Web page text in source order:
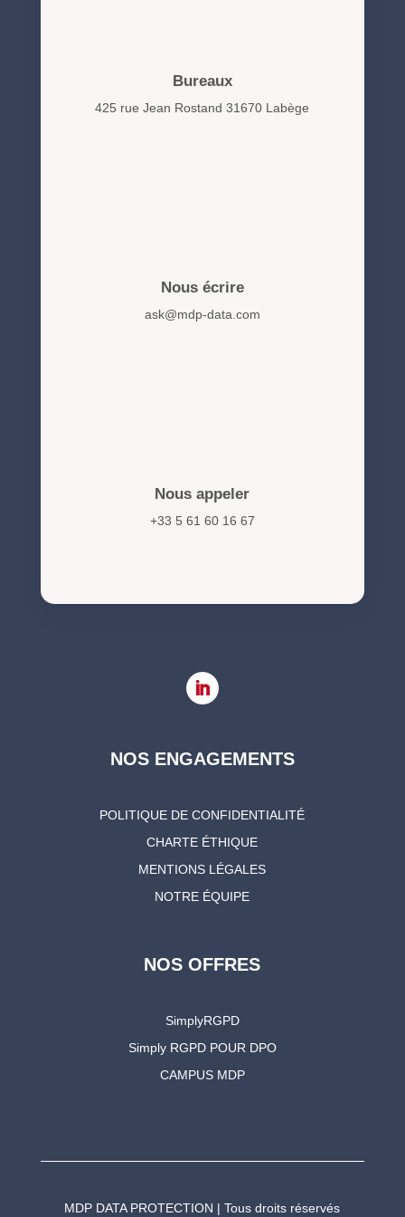
Bureaux
425 rue Jean Rostand 31670 Labège
Nous écrire
ask@mdp-data.com
Nous appeler
+33 5 61 60 16 67
NOS ENGAGEMENTS
POLITIQUE DE CONFIDENTIALITÉ
CHARTE ÉTHIQUE
MENTIONS LÉGALES
NOTRE ÉQUIPE
NOS OFFRES
SimplyRGPD
Simply RGPD POUR DPO
CAMPUS MDP
MDP DATA PROTECTION | Tous droits réservés